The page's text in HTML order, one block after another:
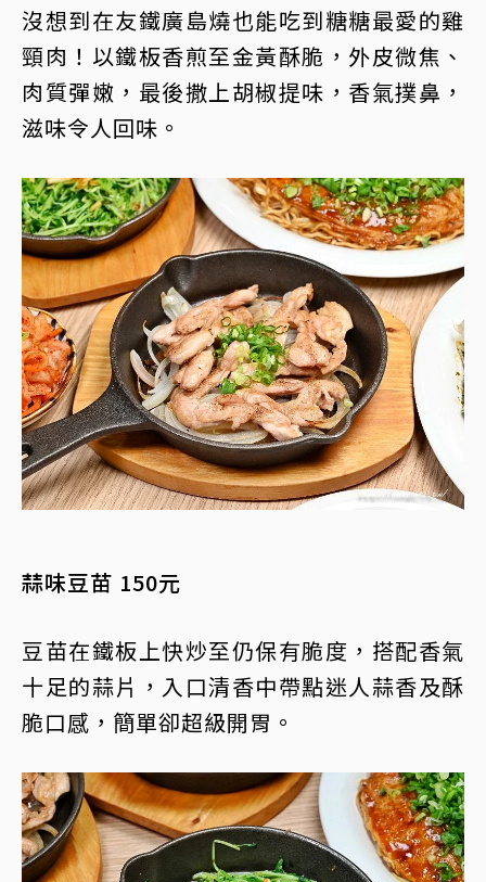
沒想到在友鐵廣島燒也能吃到糖糖最愛的雞
頸肉！以鐵板香煎至金黃酥脆，外皮微焦、
肉質彈嫩，最後撒上胡椒提味，香氣撲鼻，
滋味令人回味。
蒜味豆苗 150元
豆苗在鐵板上快炒至仍保有脆度，搭配香氣
十足的蒜片，入口清香中帶點迷人蒜香及酥
脆口感，簡單卻超級開胃。